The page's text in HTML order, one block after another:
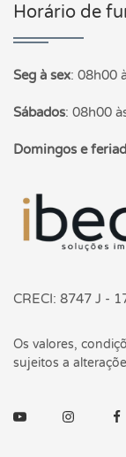
Horário de
Seg à sex: 08h00
Sábados: 08h00
Domingos e
Página inicial
CRECI: 8747 J -
Os valores,
sujeitos a
YoutubeInstagram